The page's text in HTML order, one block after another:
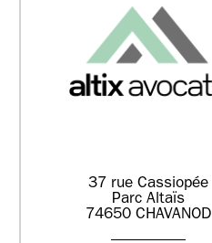
37 rue Cassiopée
Parc Altaïs
74650 CHAVANOD